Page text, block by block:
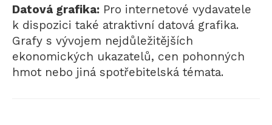
Datová grafika: Pro internetové vydavatele
k dispozici také atraktivní datová grafika.
Grafy s vývojem nejdůležitějších
ekonomických ukazatelů, cen pohonných
hmot nebo jiná spotřebitelská témata.